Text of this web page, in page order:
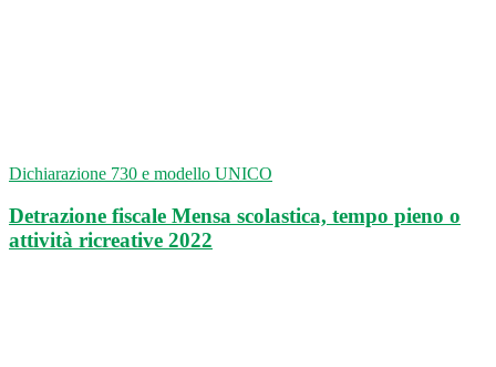
Dichiarazione 730 e modello UNICO
Detrazione fiscale Mensa scolastica, tempo pieno o
attività ricreative 2022